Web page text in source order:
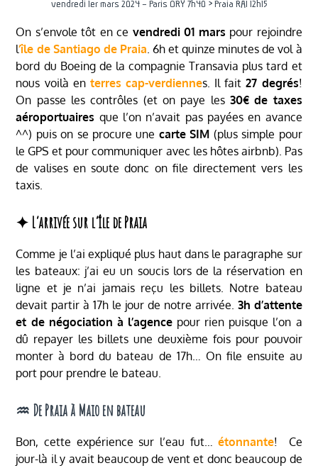
vendredi 1er mars 2024 – Paris ORY 7h40 > Praia RAI 12h15
On s’envole tôt en ce vendredi 01 mars pour rejoindre
l‘île de Santiago de Praia. 6h et quinze minutes de vol à
bord du Boeing de la compagnie Transavia plus tard et
nous voilà en terres cap-verdiennes. Il fait27 degrés!
On passe les contrôles (et on paye les 30€ de taxes
aéroportuaires que l’on n’avait pas payées en avance
^^) puis on se procure une carte SIM (plus simple pour
le GPS et pour communiquer avec les hôtes airbnb). Pas
de valises en soute donc on file directement vers les
taxis.
✦ L’arrivée sur l’île de Praia
Comme je l’ai expliqué plus haut dans le paragraphe sur
les bateaux: j’ai eu un soucis lors de la réservation en
ligne et je n’ai jamais reçu les billets. Notre bateau
devait partir à 17h le jour de notre arrivée. 3h d’attente
et de négociation à l’agencepour rien puisque l’on a
dû repayer les billets une deuxième fois pour pouvoir
monter à bord du bateau de 17h… On file ensuite au
port pour prendre le bateau.
♒︎ De Praia à Maio en bateau
Bon, cette expérience sur l’eau fut…étonnante! Ce
jour-là il y avait beaucoup de vent et donc beaucoup de